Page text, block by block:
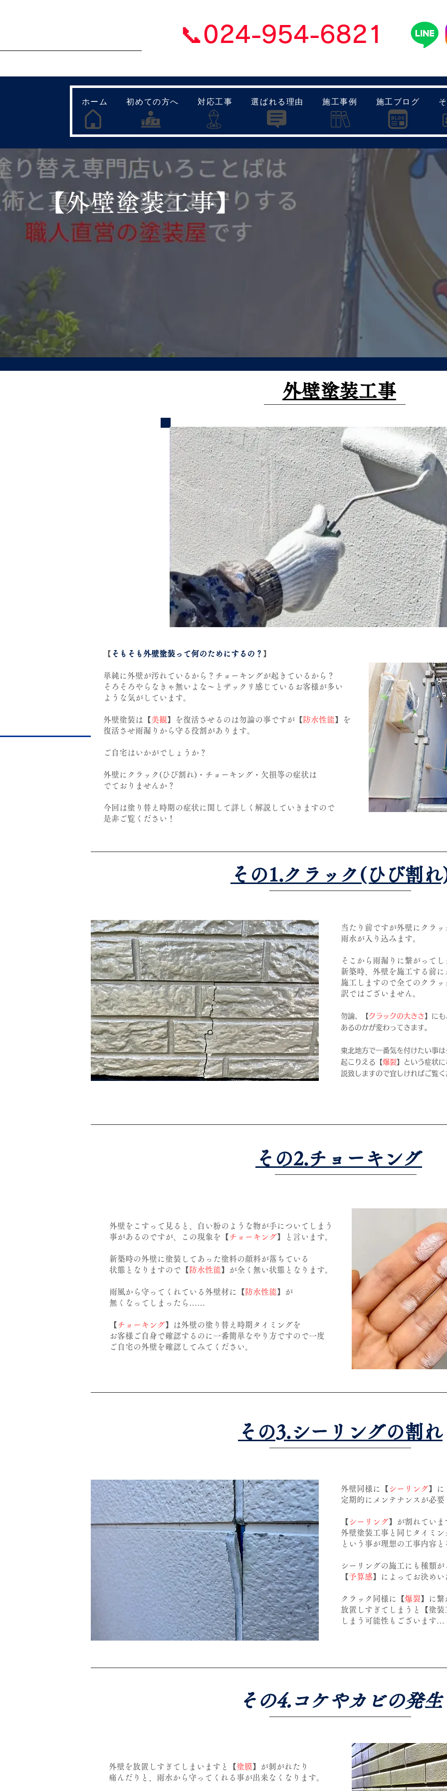
📞024-954-6821
ホーム 初めての方へ 対応工事 選ばれる理由 施工事例 施工ブログ
​【外壁塗装工事】
外壁塗装工事
​【 そもそも外壁塗装って何のためにするの？ 】
単純に外壁が汚れているから？チョーキングが起きているから？
そろそろやらなきゃ無いよな～とザックリ感じているお客様が多い
ような気がしています。
外壁塗装は【美観】を復活させるのは勿論の事ですが【 防水性能】を
復活させ雨漏りから守る役割があります。
ご自宅はいかがでしょうか？
外壁にクラック(ひび割れ)・チョーキング・欠損等の症状は
でておりませんか？
今回は塗り替え時期の症状に関して詳しく解説していきますので
​是非ご覧ください！
その1.クラック(ひび割
当たり前ですが外壁にクラ
雨水が入り込みます。
そこから雨漏りに繋がって
新築時、外壁を施工する前
施工しますので全てのクラ
訳ではございません。
勿論、【クラックの大きさ】に
あるのかが変わってきます。
東北地方で一番気を付けたい事
起こりえる【爆裂】という症状
説致しますので宜しければご覧
​その2.チョーキング
外壁をこすって見ると、白い粉のような物が手についてしまう
事があるのですが、この現象を【 チョーキング】と言います。
新築時の外壁に塗装してあった塗料の顔料が落ちている
状態となりますので【 防水性能】が全く無い状態となります。
雨風から守ってくれている外壁材に【 防水性能】が
無くなってしまったら……
【 チョーキング】は外壁の塗り替え時期タイミングを
お客様ご自身で確認するのに一番簡単なやり方ですので一度
ご自宅の外壁を確認してみてください。
​その3.シーリングの割れ
外壁同様に【 シーリング】に
定期的にメンテナンスが必要
【 シーリング】が割れてい
外壁塗装工事と同じタイミ
という事が理想の工事内容
シーリングの施工にも種類
【予算感】によってお決め
クラック同様に【爆裂】に繋
放置しすぎてしまうと【塗
しまう可能性もございます…
​その4.コケやカビの発生
外壁を放置しすぎてしまいますと【塗膜】が剝がれたり
痛んだりと、雨水から守ってくれる事が出来なくなります。